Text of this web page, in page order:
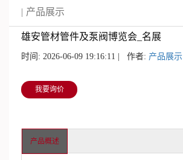
产品展示
雄安管材管件及泵阀博览会_名展
时间: 2026-06-09 19:16:11 | 作者: 产品展示
我要询价
产品概述